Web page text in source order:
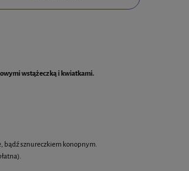
logo
1,90 zł
wstążeczką i kwiatkami.
bądź sznureczkiem konopnym.